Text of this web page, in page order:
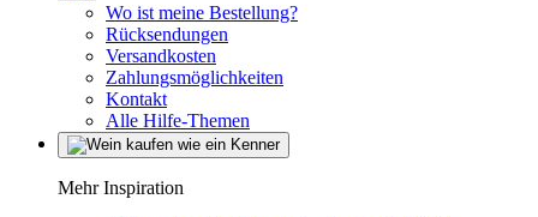
Wo ist meine Bestellung?
Rücksendungen
Versandkosten
Zahlungsmöglichkeiten
Kontakt
Alle Hilfe-Themen
Mehr Inspiration